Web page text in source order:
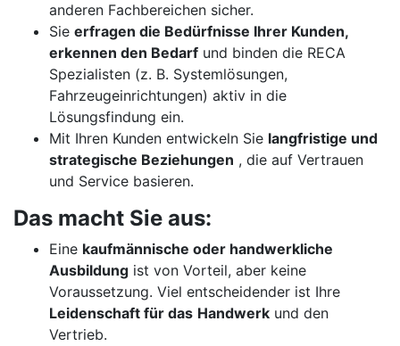
anderen Fachbereichen sicher.
Sie erfragen die Bedürfnisse Ihrer Kunden,
erkennen den Bedarf und binden die RECA
Spezialisten (z. B. Systemlösungen,
Fahrzeugeinrichtungen) aktiv in die
Lösungsfindung ein.
Mit Ihren Kunden entwickeln Sie langfristige und
strategische Beziehungen , die auf Vertrauen
und Service basieren.
Das macht Sie aus:
Eine kaufmännische oder handwerkliche
Ausbildung ist von Vorteil, aber keine
Voraussetzung. Viel entscheidender ist Ihre
Leidenschaft für das Handwerk und den
Vertrieb.